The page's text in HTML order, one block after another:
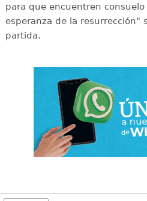
para que encuentren
esperanza de la resurrección"
partida.